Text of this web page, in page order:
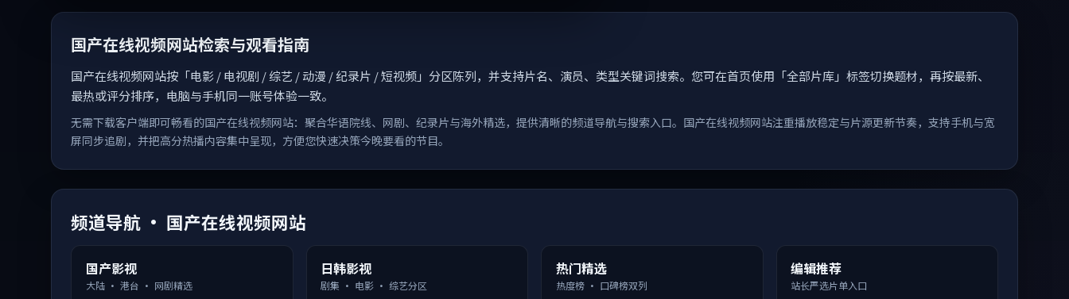
国产在线视频网站检索与观看指南
国产在线视频网站按「电影 / 电视剧 / 综艺 / 动漫 / 纪录片 / 短视频」分区陈列，并支持片名、演员、类型关键词搜索。您可在首页使用「全部片库」标签切换题材，再按最新、
最热或评分排序，电脑与手机同一账号体验一致。
无需下载客户端即可畅看的国产在线视频网站：聚合华语院线、网剧、纪录片与海外精选，提供清晰的频道导航与搜索入口。国产在线视频网站注重播放稳定与片源更新节奏，支持手机与宽
屏同步追剧，并把高分热播内容集中呈现，方便您快速决策今晚要看的节目。
频道导航 · 国产在线视频网站
国产影视
大陆 · 港台 · 网剧精选
日韩影视
剧集 · 电影 · 综艺分区
热门精选
热度榜 · 口碑榜双列
编辑推荐
站长严选片单入口